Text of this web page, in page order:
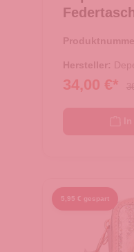
Hersteller:
34,00 €*
5,95 € gespart